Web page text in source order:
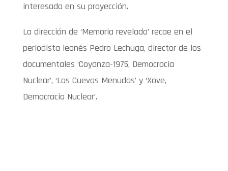
interesada en su proyección.
La dirección de ‘Memoria revelada’ recae en el
periodista leonés Pedro Lechuga, director de los
documentales ‘Coyanza-1975, Democracia
Nuclear’, ‘Las Cuevas Menudas’ y ‘Xove,
Democracia Nuclear’.